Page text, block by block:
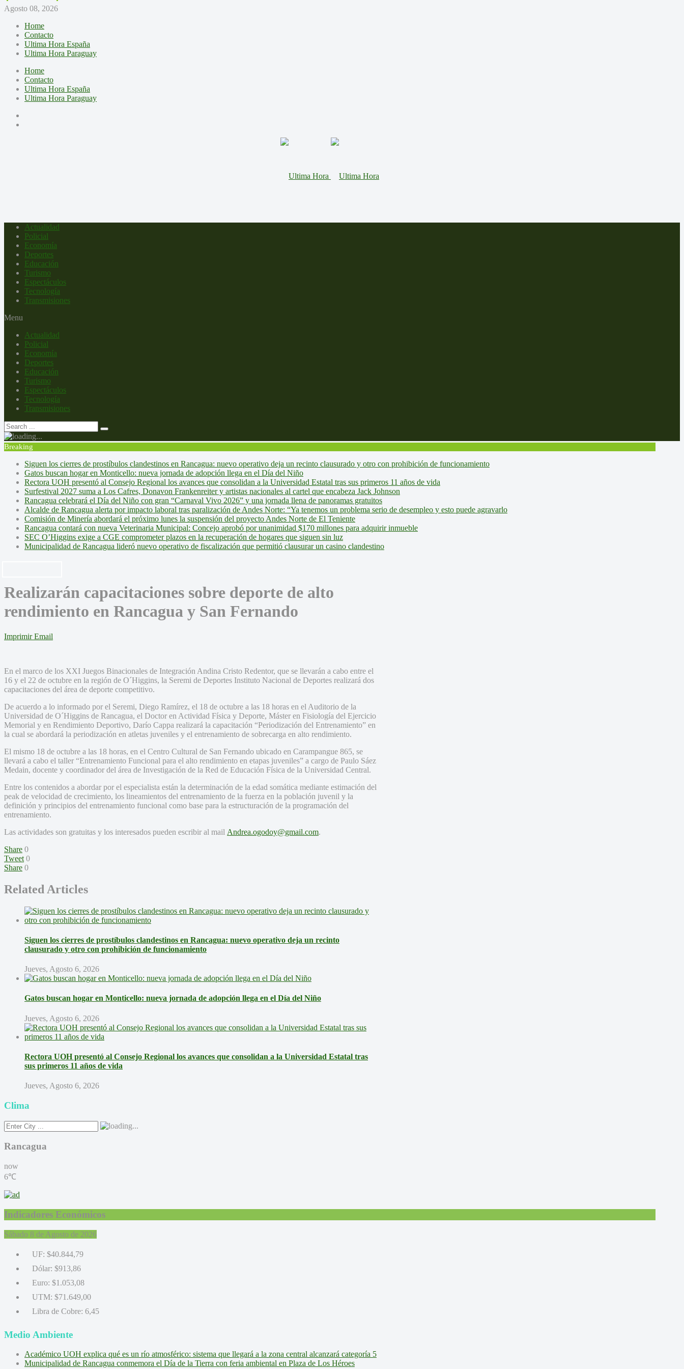
Agosto 08, 2026
Home
Contacto
Ultima Hora España
Ultima Hora Paraguay
Home
Contacto
Ultima Hora España
Ultima Hora Paraguay
Actualidad
Policial
Economía
Deportes
Educación
Turismo
Espectáculos
Tecnología
Transmisiones
Menu
Actualidad
Policial
Economía
Deportes
Educación
Turismo
Espectáculos
Tecnología
Transmisiones
Breaking
Siguen los cierres de prostíbulos clandestinos en Rancagua: nuevo operativo deja un recinto clausurado y otro con prohibición de funcionamiento
Gatos buscan hogar en Monticello: nueva jornada de adopción llega en el Día del Niño
Rectora UOH presentó al Consejo Regional los avances que consolidan a la Universidad Estatal tras sus primeros 11 años de vida
Surfestival 2027 suma a Los Cafres, Donavon Frankenreiter y artistas nacionales al cartel que encabeza Jack Johnson
Rancagua celebrará el Día del Niño con gran “Carnaval Vivo 2026” y una jornada llena de panoramas gratuitos
Alcalde de Rancagua alerta por impacto laboral tras paralización de Andes Norte: “Ya tenemos un problema serio de desempleo y esto puede agravarlo
Comisión de Minería abordará el próximo lunes la suspensión del proyecto Andes Norte de El Teniente
Rancagua contará con nueva Veterinaria Municipal: Concejo aprobó por unanimidad $170 millones para adquirir inmueble
SEC O’Higgins exige a CGE comprometer plazos en la recuperación de hogares que siguen sin luz
Municipalidad de Rancagua lideró nuevo operativo de fiscalización que permitió clausurar un casino clandestino
Realizarán capacitaciones sobre deporte de alto
rendimiento en Rancagua y San Fernando
Imprimir Email
En el marco de los XXI Juegos Binacionales de Integración Andina Cristo Redentor, que se llevarán a cabo entre el
16 y el 22 de octubre en la región de O´Higgins, la Seremi de Deportes Instituto Nacional de Deportes realizará dos
capacitaciones del área de deporte competitivo.
De acuerdo a lo informado por el Seremi, Diego Ramírez, el 18 de octubre a las 18 horas en el Auditorio de la
Universidad de O´Higgins de Rancagua, el Doctor en Actividad Física y Deporte, Máster en Fisiología del Ejercicio
Memorial y en Rendimiento Deportivo, Darío Cappa realizará la capacitación “Periodización del Entrenamiento” en
la cual se abordará la periodización en atletas juveniles y el entrenamiento de sobrecarga en alto rendimiento.
El mismo 18 de octubre a las 18 horas, en el Centro Cultural de San Fernando ubicado en Carampangue 865, se
llevará a cabo el taller “Entrenamiento Funcional para el alto rendimiento en etapas juveniles” a cargo de Paulo Sáez
Medain, docente y coordinador del área de Investigación de la Red de Educación Física de la Universidad Central.
Entre los contenidos a abordar por el especialista están la determinación de la edad somática mediante estimación del
peak de velocidad de crecimiento, los lineamientos del entrenamiento de la fuerza en la población juvenil y la
definición y principios del entrenamiento funcional como base para la estructuración de la programación del
entrenamiento.
Las actividades son gratuitas y los interesados pueden escribir al mail Andrea.ogodoy@gmail.com.
Share 0
Tweet 0
Share 0
Related Articles
Siguen los cierres de prostíbulos clandestinos en Rancagua: nuevo operativo deja un recinto
clausurado y otro con prohibición de funcionamiento
Jueves, Agosto 6, 2026
Gatos buscan hogar en Monticello: nueva jornada de adopción llega en el Día del Niño
Jueves, Agosto 6, 2026
Rectora UOH presentó al Consejo Regional los avances que consolidan a la Universidad Estatal tras
sus primeros 11 años de vida
Jueves, Agosto 6, 2026
Clima
Rancagua
now
6℃
Indicadores Económicos
Sábado 8 de Agosto de 2026
UF: $40.844,79
Dólar: $913,86
Euro: $1.053,08
UTM: $71.649,00
Libra de Cobre: 6,45
Medio Ambiente
Académico UOH explica qué es un río atmosférico: sistema que llegará a la zona central alcanzará categoría 5
Municipalidad de Rancagua conmemora el Día de la Tierra con feria ambiental en Plaza de Los Héroes